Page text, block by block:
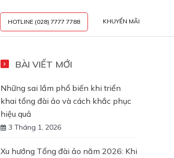
HOTLINE (028) 7777 7788 KHUYẾN MÃI
BÀI VIẾT MỚI
Những sai lầm phổ biến khi triển
khai tổng đài ảo và cách khắc phục
hiệu quả
3 Tháng 1, 2026
Xu hướng Tổng đài ảo năm 2026: Khi